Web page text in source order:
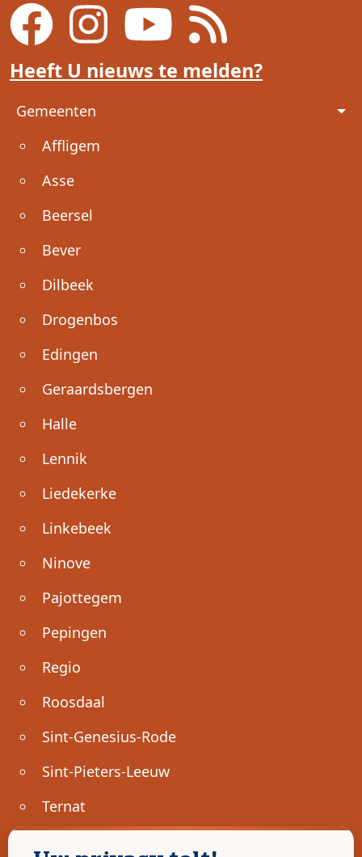
Heeft U nieuws te melden?
Voet
Gemeenten
Affligem
Asse
Beersel
Bever
Dilbeek
Drogenbos
Edingen
Geraardsbergen
Halle
Lennik
Liedekerke
Linkebeek
Ninove
Pajottegem
Pepingen
Regio
Roosdaal
Sint-Genesius-Rode
Sint-Pieters-Leeuw
Ternat